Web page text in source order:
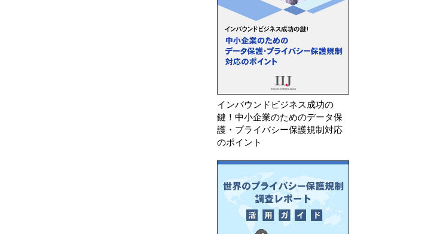
インバウンドビジネス成功の
鍵！中小企業のためのデータ保
護・プライバシー保護規制対応
のポイント